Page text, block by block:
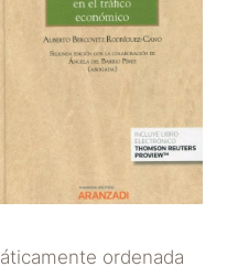
ordenada